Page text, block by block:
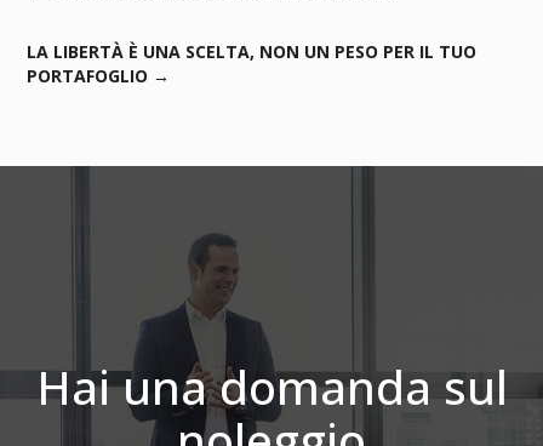
LA LIBERTÀ È UNA SCELTA, NON UN PESO PER IL TUO
PORTAFOGLIO →
Hai una domanda sul